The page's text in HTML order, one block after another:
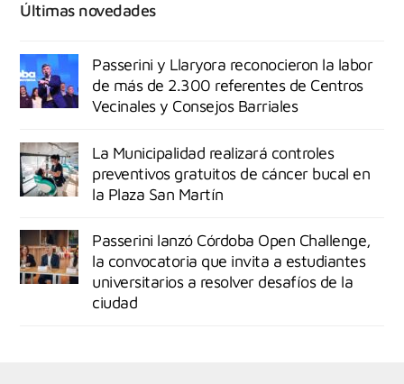
Últimas novedades
Passerini y Llaryora reconocieron la labor
de más de 2.300 referentes de Centros
Vecinales y Consejos Barriales
La Municipalidad realizará controles
preventivos gratuitos de cáncer bucal en
la Plaza San Martín
Passerini lanzó Córdoba Open Challenge,
la convocatoria que invita a estudiantes
universitarios a resolver desafíos de la
ciudad